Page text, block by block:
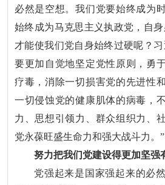
必然是空想。我们党要始终成为
始终成为马克思主义执政党，自
才能使我们党自身始终过硬呢？
要更加自觉地坚定党性原则，勇
疗毒，消除一切损害党的先进性
一切侵蚀党的健康肌体的病毒，
力、思想引领力、群众组织力、
党永葆旺盛生命力和强大战斗力。”
努力把我们党建设得更加坚强
党强起来是国家强起来的必